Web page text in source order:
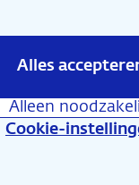
Alles
Alleen
Cookie-
is er te beleven